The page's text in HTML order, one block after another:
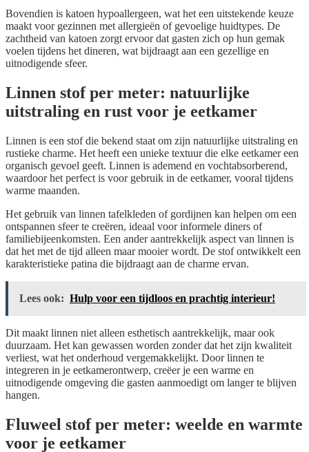
Bovendien is katoen hypoallergeen, wat het een uitstekende keuze
maakt voor gezinnen met allergieën of gevoelige huidtypes. De
zachtheid van katoen zorgt ervoor dat gasten zich op hun gemak
voelen tijdens het dineren, wat bijdraagt aan een gezellige en
uitnodigende sfeer.
Linnen stof per meter: natuurlijke
uitstraling en rust voor je eetkamer
Linnen is een stof die bekend staat om zijn natuurlijke uitstraling en
rustieke charme. Het heeft een unieke textuur die elke eetkamer een
organisch gevoel geeft. Linnen is ademend en vochtabsorberend,
waardoor het perfect is voor gebruik in de eetkamer, vooral tijdens
warme maanden.
Het gebruik van linnen tafelkleden of gordijnen kan helpen om een
ontspannen sfeer te creëren, ideaal voor informele diners of
familiebijeenkomsten. Een ander aantrekkelijk aspect van linnen is
dat het met de tijd alleen maar mooier wordt. De stof ontwikkelt een
karakteristieke patina die bijdraagt aan de charme ervan.
Lees ook: Hulp voor een tijdloos en prachtig interieur!
Dit maakt linnen niet alleen esthetisch aantrekkelijk, maar ook
duurzaam. Het kan gewassen worden zonder dat het zijn kwaliteit
verliest, wat het onderhoud vergemakkelijkt. Door linnen te
integreren in je eetkamerontwerp, creëer je een warme en
uitnodigende omgeving die gasten aanmoedigt om langer te blijven
hangen.
Fluweel stof per meter: weelde en warmte
voor je eetkamer